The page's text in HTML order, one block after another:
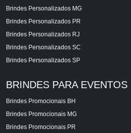
Brindes Personalizados MG
Brindes Personalizados PR
Brindes Personalizados RJ
Brindes Personalizados SC
Brindes Personalizados SP
BRINDES PARA EVENTOS
Brindes Promocionais BH
Brindes Promocionais MG
Brindes Promocionais PR